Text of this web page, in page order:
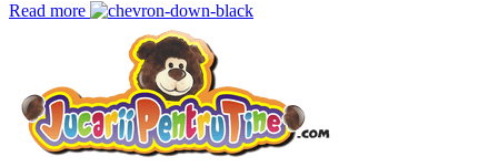
Read more